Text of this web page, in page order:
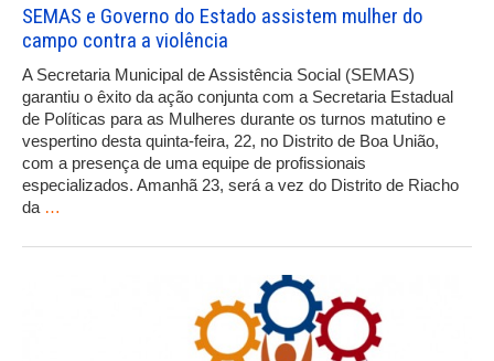
SEMAS e Governo do Estado assistem mulher do
campo contra a violência
A Secretaria Municipal de Assistência Social (SEMAS)
garantiu o êxito da ação conjunta com a Secretaria Estadual
de Políticas para as Mulheres durante os turnos matutino e
vespertino desta quinta-feira, 22, no Distrito de Boa União,
com a presença de uma equipe de profissionais
especializados. Amanhã 23, será a vez do Distrito de Riacho
da …